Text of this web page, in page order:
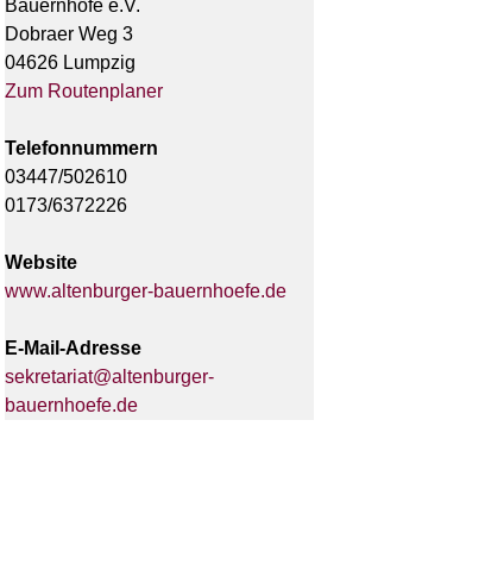
Bauernhöfe e.V.
Dobraer Weg 3
04626 Lumpzig
Zum Routenplaner
Telefonnummern
03447/502610
0173/6372226
Website
www.altenburger-bauernhoefe.de
E-Mail-Adresse
sekretariat@altenburger-
bauernhoefe.de